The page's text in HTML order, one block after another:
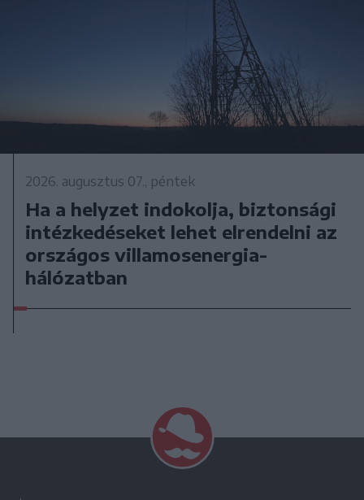
2026. augusztus 07., péntek
Ha a helyzet indokolja, biztonsági
intézkedéseket lehet elrendelni az
országos villamosenergia-
hálózatban